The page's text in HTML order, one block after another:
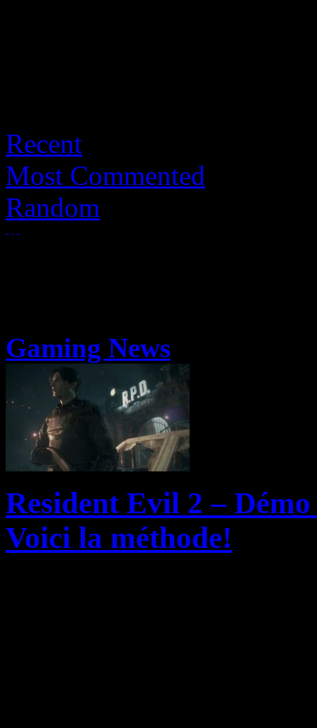
Recent
Most Commented
Random
Gaming News
Resident Evil 2 –
Voici la méthode!